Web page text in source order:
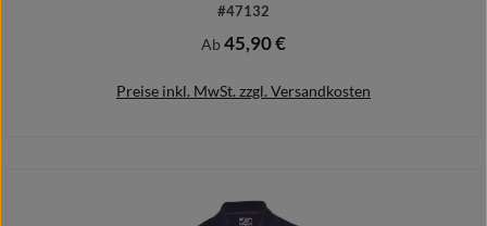
#47132
Regulärer Preis:
Ab45,90 €
Preise inkl. MwSt. zzgl. Versandkosten
Details